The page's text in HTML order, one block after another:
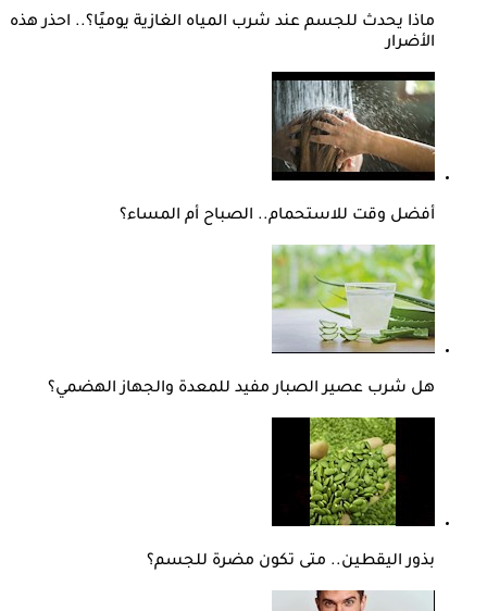
ماذا يحدث للجسم عند شرب المياه الغازية يوميًا؟.. احذر هذه
الأضرار
أفضل وقت للاستحمام.. الصباح أم المساء؟
هل شرب عصير الصبار مفيد للمعدة والجهاز الهضمي؟
بذور اليقطين.. متى تكون مضرة للجسم؟